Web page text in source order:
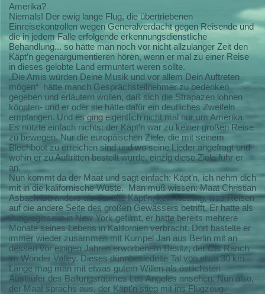
Amerika?
Niemals! Der ewig lange Flug, die übertriebenen
Einreisekontrollen wegen Generalverdacht gegen Reisende und
die in jedem Falle erfolgende erkennungsdienstliche
Behandlung... so hätte man noch vor nicht allzulanger Zeit den
Käpt’n gegenargumentieren hören, wenn er mal zu einer Reise
in dieses gelobte Land ermuntert weren sollte.
„Die Amis würden Deine Musik und vor allem Dein Auftreten
mögen“ hätte manch Gesprächsteilnehmer zu bedenken
gegeben und erläutern wollen, daß sich die Strapazen lohnen
könnten- und er oder sie hätte dafür ein deutliches Zweifeln
empfangen. Und es ging eigentlich nicht mal nur um Amerika.
Es nützte einfach nichts: der Käpt'n war zu keiner großen Reise
zu bewegen. Nur die europäischen Ziele, die mit seinem
Blechboot zu erreichen sind und wo seine Lieder angefragt und
wohin er zu Auftritten bestellt wurde, einzig diese Ziele fuhr er
an.
Nun kommt da der Maat und sagt einfach: Käpt’n, ich nehm dich
mit in die kalifornische Wüste. Man muß wissen: Maat Christian
Asbach ist, anders als der alte Käpt'n, kein Neuling, was Reisen
auf die andere Seite des großen Gewässers betrifft. Er hatte als
Jungregisseur in New York gefilmt, er hatte bereits mehrere
Monate seines Lebens in Kalifornien verbracht. Dort bastelte er
immer wieder zusammen mit Kumpel Jan aus Berlin mit an
dessen vor einigen Jahren erworbenem Besitz, der Cat Ranch
im Wonder Valley. Dieses dünnbesiedelte Tal von etwa 30 km
Länge mag man mit etwas gutem Willen als östlichsten
Ausläufer des Ballungsraumes Los Angeles ansehen. Nun also,
der Maat sprachs aus, der Käpt'n stieg mit ins Flugzeug.